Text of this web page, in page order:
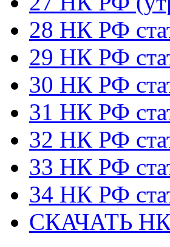
28 НК РФ
29 НК РФ
30 НК РФ
31 НК РФ
32 НК РФ
33 НК РФ
34 НК РФ
СКАЧАТЬ